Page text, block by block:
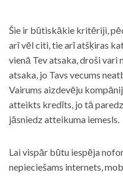
Šie ir būtiskākie kritēriji,
arī vēl citi, tie arī atšķiras
vienā Tev atsaka, droši
atsaka, jo Tavs vecums
Vairums aizdevēju
atteikts kredīts, jo tā
jāsniedz atteikuma iemesls.
Lai vispār būtu iespēja
nepieciešams internets,